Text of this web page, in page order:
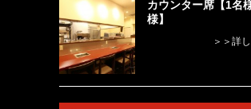
カウンター席【1名
様】
＞＞詳